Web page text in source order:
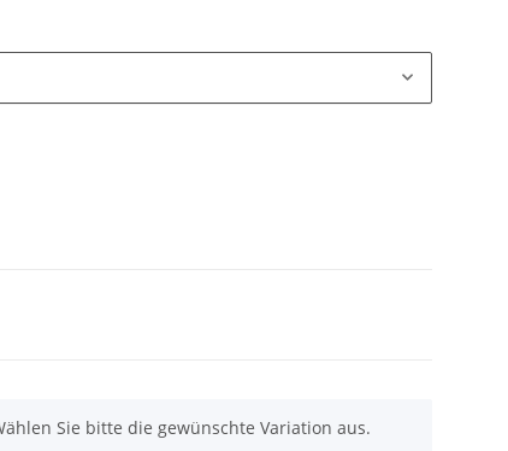
Sie bitte die gewünschte Variation aus.